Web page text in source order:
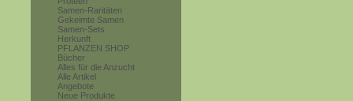
Samen-Raritäten
Gekeimte Samen
Samen-Sets
Herkunft
PFLANZEN SHOP
Bücher
Alles für die Anzucht
Alle Artikel
Angebote
Neue Produkte